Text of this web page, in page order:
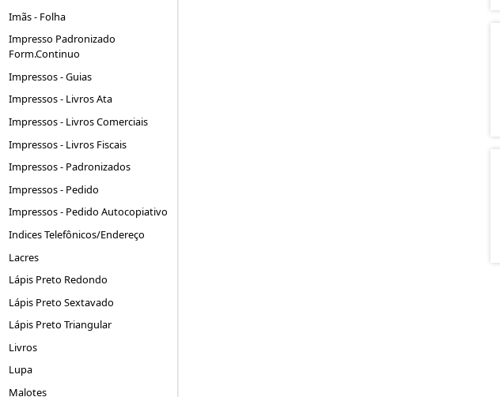
Imãs - Folha
Impresso Padronizado
Form.Continuo
Impressos - Guias
Impressos - Livros Ata
Impressos - Livros Comerciais
Impressos - Livros Fiscais
Impressos - Padronizados
Impressos - Pedido
Impressos - Pedido Autocopiativo
Indices Telefônicos/Endereço
Lacres
Lápis Preto Redondo
Lápis Preto Sextavado
Lápis Preto Triangular
Livros
Lupa
Malotes